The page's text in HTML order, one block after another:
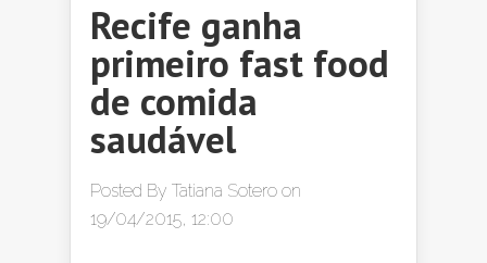
Recife ganha
primeiro fast food
de comida
saudável
Posted By Tatiana Sotero on
19/04/2015, 12:00